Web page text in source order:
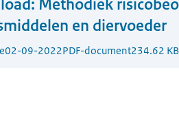
Methodiek
en diervoeder
02-09-2022PDF-document234.62 KB